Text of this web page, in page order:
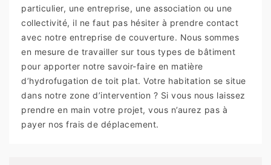
particulier, une entreprise, une association ou une
collectivité, il ne faut pas hésiter à prendre contact
avec notre entreprise de couverture. Nous sommes
en mesure de travailler sur tous types de bâtiment
pour apporter notre savoir-faire en matière
d’hydrofugation de toit plat. Votre habitation se situe
dans notre zone d’intervention ? Si vous nous laissez
prendre en main votre projet, vous n’aurez pas à
payer nos frais de déplacement.